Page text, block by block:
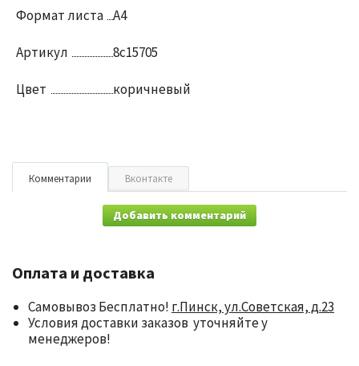
Формат листа A4
Артикул 8с15705
Цвет коричневый
Комментарии Вконтакте
Добавить комментарий
Оплата и доставка
Самовывоз Бесплатно! г.Пинск, ул.Советская, д.23
Условия доставки заказов уточняйте у
менеджеров!